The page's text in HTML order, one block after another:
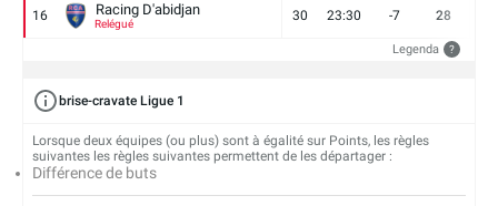
16 Racing D'abidjan
Relégué
30 23:30 -7 28
Legenda ?
brise-cravate Ligue 1
Lorsque deux équipes (ou plus) sont à égalité sur Points, les règles
suivantes les règles suivantes permettent de les départager :
Différence de buts